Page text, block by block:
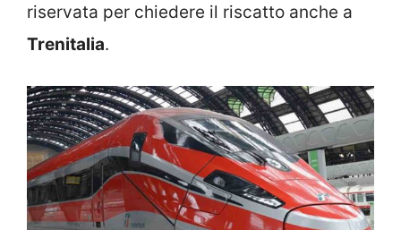
riservata per chiedere il riscatto anche a
Trenitalia.